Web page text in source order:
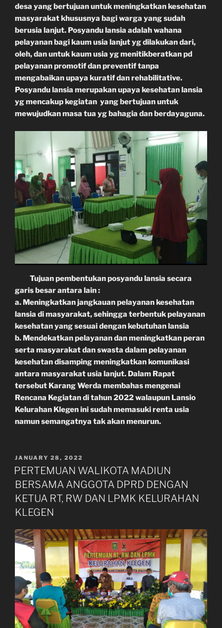
desa yang bertujuan untuk meningkatkan kesehatan
masyarakat khususnya bagi warga yang sudah
berusia lanjut. Posyandu lansia adalah wahana
pelayanan bagi kaum usia lanjut yg dilakukan dari,
oleh, dan untuk kaum usia yg menitikberatkan pd
pelayanan promotif dan preventif tanpa
mengabaikan upaya kuratif dan rehabilitative.
Posyandu lansia merupakan upaya kesehatan lansia
yg mencakup kegiatan yang bertujuan untuk
mewujudkan masa tua yg bahagia dan berdayaguna.
Tujuan pembentukan posyandu lansia secara
garis besar antara lain :
a. Meningkatkan jangkauan pelayanan kesehatan
lansia di masyarakat, sehingga terbentuk pelayanan
kesehatan yang sesuai dengan kebutuhan lansia
b. Mendekatkan pelayanan dan meningkatkan peran
serta masyarakat dan swasta dalam pelayanan
kesehatan disamping meningkatkan komunikasi
antara masyarakat usia lanjut. Dalam Rapat
tersebut Karang Werda membahas mengenai
Rencana Kegiatan di tahun 2022 walaupun Lansio
Kelurahan Klegen ini sudah memasuki renta usia
namun semangatnya tak akan menurun.
POSTED
ON
JANUARY 28, 2022
PERTEMUAN WALIKOTA MADIUN
BERSAMA ANGGOTA DPRD DENGAN
KETUA RT, RW DAN LPMK KELURAHAN
KLEGEN